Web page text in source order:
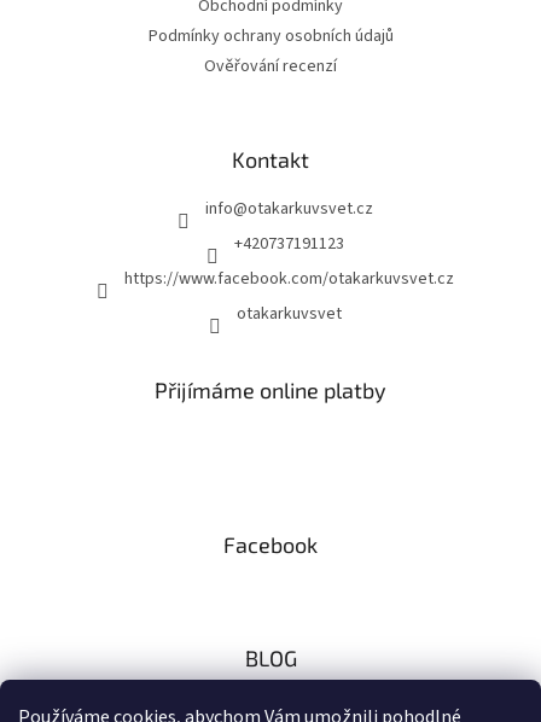
Obchodní podmínky
Podmínky ochrany osobních údajů
Ověřování recenzí
Kontakt
info@otakarkuvsvet.cz
+420737191123
https://www.facebook.com/otakarkuvsvet.cz
otakarkuvsvet
Přijímáme online platby
Facebook
BLOG